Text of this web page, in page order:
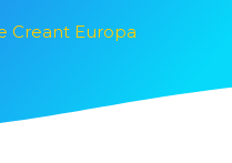
Creant Europa